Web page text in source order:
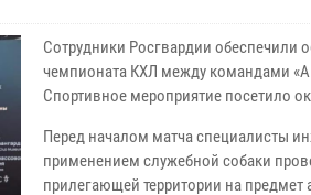
Сотрудники Росгвардии обеспечили
чемпионата КХЛ между командами
Спортивное мероприятие посетило
Перед началом матча специалисты
применением служебной собаки
прилегающей территории на предмет